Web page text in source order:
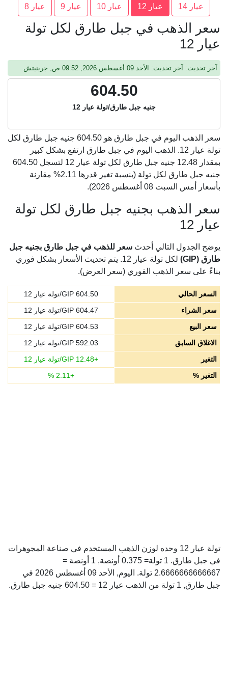
عيار 14 عيار 12 عيار 10 عيار 9 عيار 8
سعر الذهب في جبل طارق لكل تولة
عيار 12
آخر تحديث: آخر تحديث: الأحد 09 أغسطس 2026, 09:52 ص, جرينيتش
604.50
جنيه جبل طارق/تولة عيار 12
سعر الذهب اليوم في جبل طارق هو 604.50 جنيه جبل طارق لكل
تولة عيار 12. الذهب اليوم في جبل طارق ارتفع بشكل كبير
بمقدار 12.48 جنيه جبل طارق لكل تولة عيار 12 لتسجل 604.50
جنيه جبل طارق لكل تولة (بنسبة تغير قدرها 2.11% مقارنة
بأسعار أمس السبت 08 أغسطس 2026).
سعر الذهب بجنيه جبل طارق لكل تولة
عيار 12
يوضح الجدول التالي أحدث سعر للذهب في جبل طارق بجنيه جبل
طارق (GIP)
لكل تولة عيار 12. يتم تحديث الأسعار بشكل فوري
بناءً على سعر الذهب الفوري (سعر العرض).
السعر الحالي 604.50
سعر الشراء
604.47
سعر البيع
604.53
الاغلاق السابق
592.03
التغير
+
12.48
التغير %
+
2.11
%
تولة عيار 12 وحده لوزن الذهب المستخدم في صناعة المجوهرات
في جبل طارق. 1 تولة= 0.375 أونصة, 1 أونصة =
2.6666666666667 تولة. اليوم, الأحد 09 أغسطس 2026 في
جبل طارق, 1 تولة من الذهب عيار 12 = 604.50 جنيه جبل طارق.